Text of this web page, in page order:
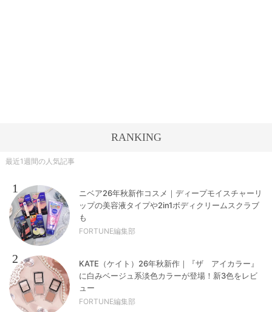
RANKING
最近1週間の人気記事
1
ニベア26年秋新作コスメ｜ディープモイスチャーリ
ップの美容液タイプや2in1ボディクリームスクラブ
も
FORTUNE編集部
2
KATE（ケイト）26年秋新作｜『ザ アイカラー』
に白みベージュ系淡色カラーが登場！新3色をレビ
ュー
FORTUNE編集部